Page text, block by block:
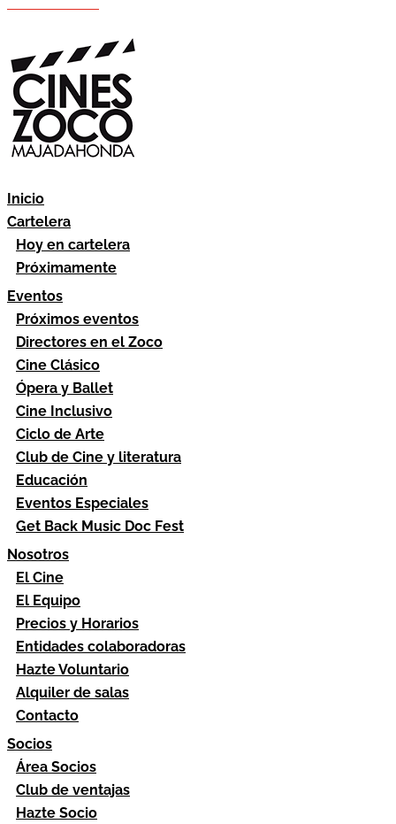
Inicio
Cartelera
Hoy en cartelera
Próximamente
Eventos
Próximos eventos
Directores en el Zoco
Cine Clásico
Ópera y Ballet
Cine Inclusivo
Ciclo de Arte
Club de Cine y literatura
Educación
Eventos Especiales
Get Back Music Doc Fest
Nosotros
El Cine
El Equipo
Precios y Horarios
Entidades colaboradoras
Hazte Voluntario
Alquiler de salas
Contacto
Socios
Área Socios
Club de ventajas
Hazte Socio